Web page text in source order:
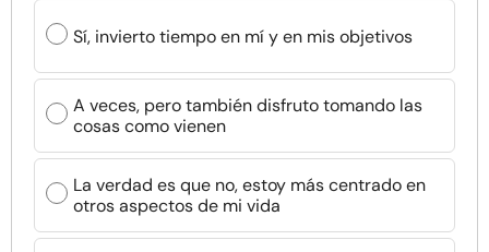
Sí, invierto tiempo en mí y en mis objetivos
A veces, pero también disfruto tomando las
cosas como vienen
La verdad es que no, estoy más centrado en
otros aspectos de mi vida